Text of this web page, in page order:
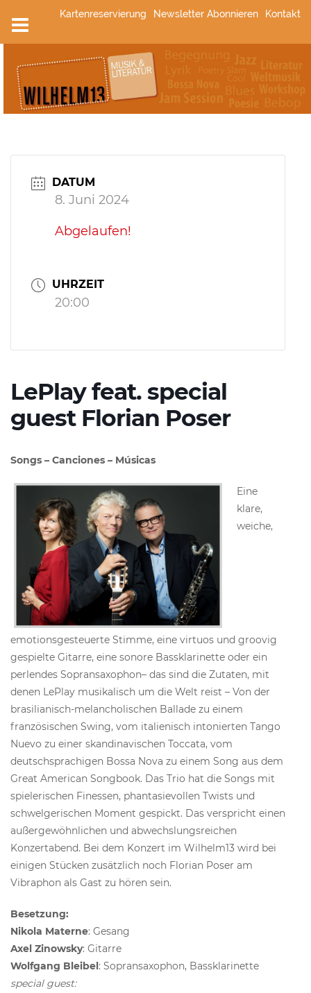
Inhalt
springen
Kartenreservierung Newsletter Abonnieren Kontakt
DATUM
8. Juni 2024
Abgelaufen!
UHRZEIT
20:00
LePlay feat. special
guest Florian Poser
Songs – Canciones – Músicas
Eine
klare,
weiche,
emotionsgesteuerte Stimme, eine virtuos und groovig
gespielte Gitarre, eine sonore Bassklarinette oder ein
perlendes Sopransaxophon– das sind die Zutaten, mit
denen LePlay musikalisch um die Welt reist – Von der
brasilianisch-melancholischen Ballade zu einem
französischen Swing, vom italienisch intonierten Tango
Nuevo zu einer skandinavischen Toccata, vom
deutschsprachigen Bossa Nova zu einem Song aus dem
Great American Songbook. Das Trio hat die Songs mit
spielerischen Finessen, phantasievollen Twists und
schwelgerischen Moment gespickt. Das verspricht einen
außergewöhnlichen und abwechslungsreichen
Konzertabend. Bei dem Konzert im Wilhelm13 wird bei
einigen Stücken zusätzlich noch Florian Poser am
Vibraphon als Gast zu hören sein.
Besetzung:
Nikola Materne: Gesang
Axel Zinowsky: Gitarre
Wolfgang Bleibel: Sopransaxophon, Bassklarinette
special guest: